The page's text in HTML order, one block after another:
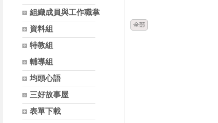
組織成員與工作職掌
資料組
特教組
輔導組
均頭心語
三好故事屋
表單下載
全部